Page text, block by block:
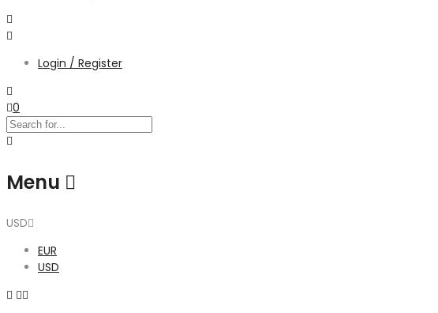
Login / Register
0
Menu
USD
EUR
USD